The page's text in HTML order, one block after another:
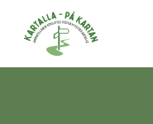
Hyppää sisältöön